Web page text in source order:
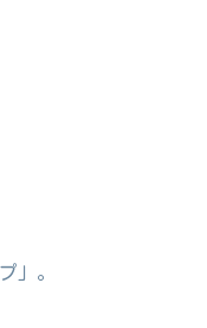
」。